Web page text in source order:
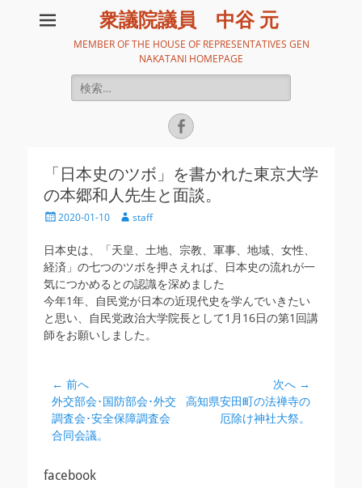
衆議院議員 中谷 元
MEMBER OF THE HOUSE OF REPRESENTATIVES GEN
NAKATANI HOMEPAGE
検
索:
Facebook
「日本史のツボ」を書かれた東京大学
の本郷和人先生と面談。
投
日
2020-01-10
投
者
staff
日本史は、「天皇、土地、宗教、軍事、地域、女性、
経済」の七つのツボを押さえれば、日本史の流れが一
気につかめるとの認識を深めました
今年1年、自民党が日本の近現代史を学んでいきたい
と思い、自民党政治大学院長として1月16日の第1回講
師をお願いしました。
投
稿
ナ
ゲ
← 前へ
前
の
投
外交部会･国防部会･外交
調査会･安全保障調査会
合同会議。
次へ →
次
高知県安田町の法禅寺の
厄除け神社大祭。
facebook